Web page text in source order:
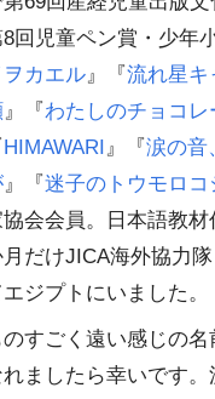
回児童ペン賞・少年
ヲカエル』『流れ星キ
』『わたしのチョコ
HIMAWARI』『涙の音
』『迷子のトウモロコ
協会会員。日本語教
月だけJICA海外協力
ジプトにいました。
のすごく遠い感じの
れましたら幸いです